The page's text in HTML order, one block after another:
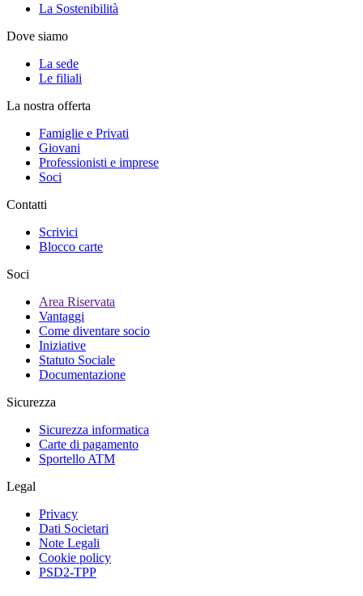
La Sostenibilità
Dove siamo
La sede
Le filiali
La nostra offerta
Famiglie e Privati
Giovani
Professionisti e imprese
Soci
Contatti
Scrivici
Blocco carte
Soci
Area Riservata
Vantaggi
Come diventare socio
Iniziative
Statuto Sociale
Documentazione
Sicurezza
Sicurezza informatica
Carte di pagamento
Sportello ATM
Legal
Privacy
Dati Societari
Note Legali
Cookie policy
PSD2-TPP